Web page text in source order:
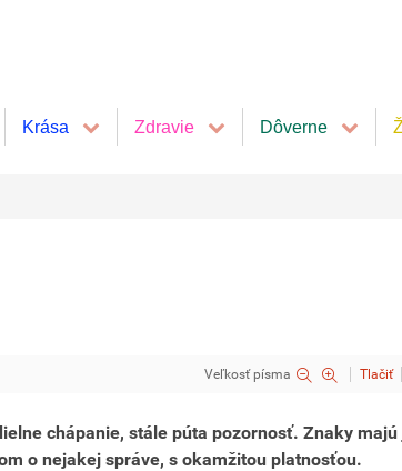
Krása Zdravie Dôverne
Veľkosť písma Tlačiť
chápanie, stále púta pozornosť. Znaky majú
o nejakej správe, s okamžitou platnosťou.